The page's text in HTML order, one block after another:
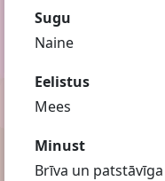
Sugu
Naine
Eelistus
Mees
Minust
Brīva un